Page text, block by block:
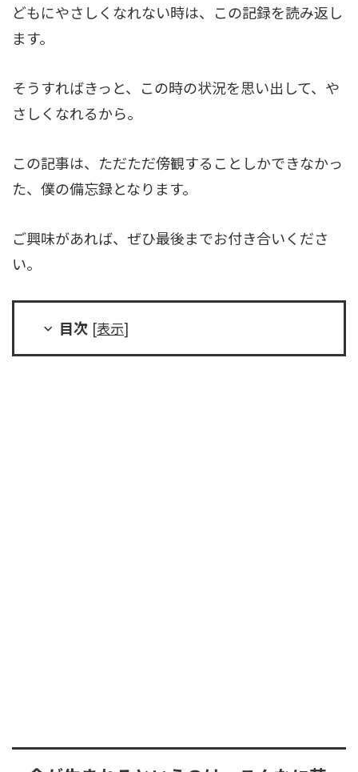
どもにやさしくなれない時は、この記録を読み返し
ます。
そうすればきっと、この時の状況を思い出して、や
さしくなれるから。
この記事は、ただただ傍観することしかできなかっ
た、僕の備忘録となります。
ご興味があれば、ぜひ最後までお付き合いくださ
い。
目次 [表示]